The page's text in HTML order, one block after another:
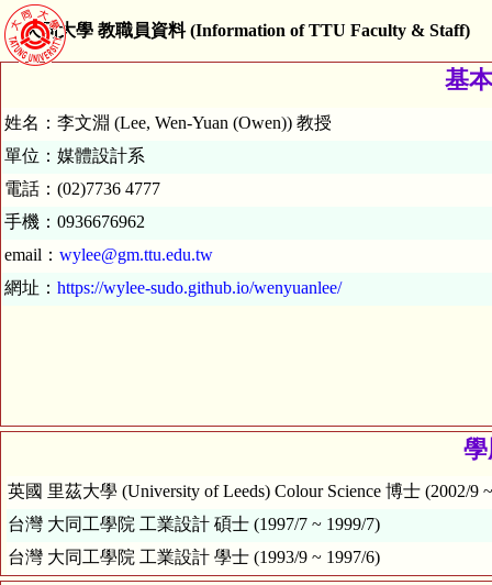
大同大學 教職員資料 (Information of TTU Faculty & Staff)
基
姓名：李文淵 (Lee, Wen-Yuan (Owen)) 教授
單位：媒體設計系
手機：0936676962
email： wylee@gm.ttu.edu.tw
網址： https://wylee-sudo.github.io/wenyuanlee/
學
英國 里茲大學 (University of Leeds) Colour Science 博士 (2002/9
台灣 大同工學院 工業設計 碩士 (1997/7 ~ 1999/7)
台灣 大同工學院 工業設計 學士 (1993/9 ~ 1997/6)